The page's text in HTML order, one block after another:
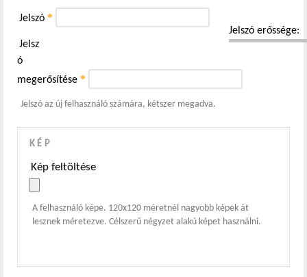
Jelszó erőssége:
Jelszó *
Jelsz
ó
megerősítése *
Jelszó az új felhasználó számára, kétszer megadva.
KÉP
Kép feltöltése
A felhasználó képe. 120x120 méretnél nagyobb képek át
lesznek méretezve. Célszerű négyzet alakú képet használni.